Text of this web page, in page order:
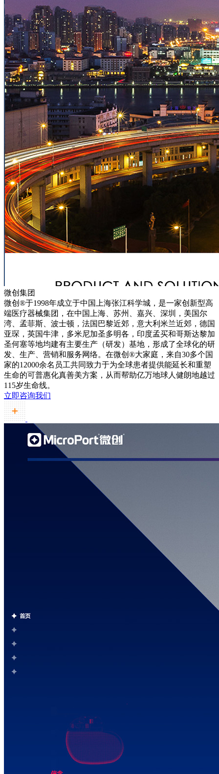
微创集团
微创®于1998年成立于中国上海张江科学城，是一家创新型高
端医疗器械集团，在中国上海、苏州、嘉兴、深圳，美国尔
湾、孟菲斯、波士顿，法国巴黎近郊，意大利米兰近郊，德国
亚琛，英国牛津，多米尼加圣多明各，印度孟买和哥斯达黎加
圣何塞等地均建有主要生产（研发）基地，形成了全球化的研
发、生产、营销和服务网络。在微创®大家庭，来自30多个国
家的12000余名员工共同致力于为全球患者提供能延长和重塑
生命的可普惠化真善美方案，从而帮助亿万地球人健朗地越过
115岁生命线。
立即咨询我们